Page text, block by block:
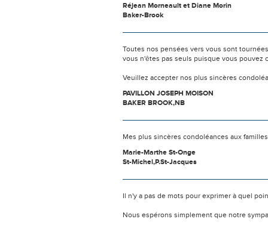
Réjean Morneault et Diane Morin
Baker-Brook
Toutes nos pensées vers vous sont
vous n'êtes pas seuls puisque vous pouvez
Veuillez accepter nos plus sincères
PAVILLON JOSEPH MOISON
BAKER BROOK,NB
Mes plus sincères condoléances aux
Marie-Marthe St-Onge
St-Michel,P.St-Jacques
Il n'y a pas de mots pour exprimer à quel
Nous espérons simplement que notre